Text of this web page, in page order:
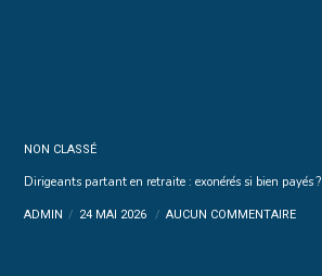
NON CLASSÉ
Dirigeants partant en retraite : exonérés si bien payés ?
ADMIN 24 MAI 2026 AUCUN COMMENTAIRE